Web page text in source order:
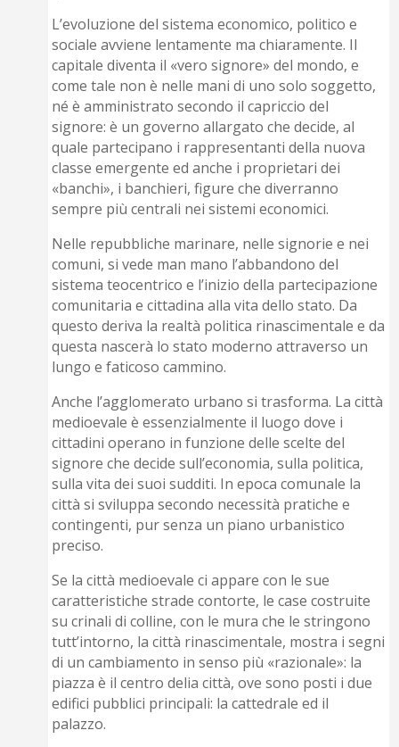
L’evoluzione del sistema economico, politico e
sociale avviene lentamente ma chiaramente. Il
capitale diventa il «vero signore» del mondo, e
come tale non è nelle mani di uno solo soggetto,
né è amministrato secondo il capriccio del
signore: è un governo allargato che decide, al
quale partecipano i rappresentanti della nuova
classe emergente ed anche i proprietari dei
«banchi», i banchieri, figure che diverranno
sempre più centrali nei sistemi economici.
Nelle repubbliche marinare, nelle signorie e nei
comuni, si vede man mano l’abbandono del
sistema teocentrico e l’inizio della partecipazione
comunitaria e cittadina alla vita dello stato. Da
questo deriva la realtà politica rinascimentale e da
questa nascerà lo stato moderno attraverso un
lungo e faticoso cammino.
Anche l’agglomerato urbano si trasforma. La città
medioevale è essenzialmente il luogo dove i
cittadini operano in funzione delle scelte del
signore che decide sull’economia, sulla politica,
sulla vita dei suoi sudditi. In epoca comunale la
città si sviluppa secondo necessità pratiche e
contingenti, pur senza un piano urbanistico
preciso.
Se la città medioevale ci appare con le sue
caratteristiche strade contorte, le case costruite
su crinali di colline, con le mura che le stringono
tutt’intorno, la città rinascimentale, mostra i segni
di un cambiamento in senso più «razionale»: la
piazza è il centro delia città, ove sono posti i due
edifici pubblici principali: la cattedrale ed il
palazzo.